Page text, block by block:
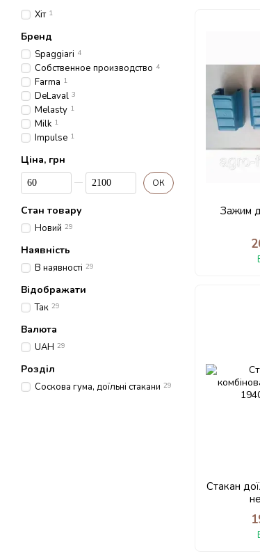
Зажим
Стакан
Хіт 1
Бренд
Spaggiari 4
Собственное производство 4
Farma 1
DeLaval 3
Melasty 1
Milk 1
Impulse 1
Ціна, грн
Від Ціна, грн
До Ціна, грн ОК
Стан товару
Новий 29
Наявність
В наявності 29
Відображати
Так 29
Валюта
UAH 29
Розділ
Соскова гума, доїльні стакани 29